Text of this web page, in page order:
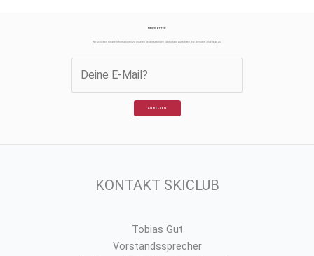
NEWSLETTER
Wir schicken dir alle Informationen zu unseren Veranstaltungen, Skikursen, Ausfahrten, etc. bequem als E-Mail zu.
ANMELDEN
KONTAKT SKICLUB
Tobias Gut
Vorstandssprecher